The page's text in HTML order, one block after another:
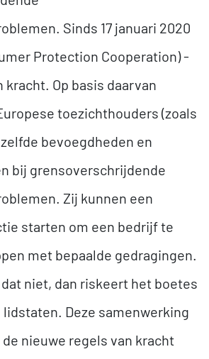
Sinds 17 januari 2020
Protection Cooperation) -
kracht. Op basis daarvan
toezichthouders (zoals
bevoegdheden en
bij grensoverschrijdende
Zij kunnen een
starten om een bedrijf te
met bepaalde gedragingen.
niet, dan riskeert het boetes
Deze samenwerking
nieuwe regels van kracht